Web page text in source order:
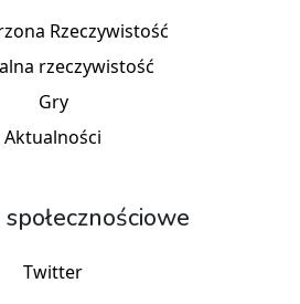
Rzeczywistość
rzeczywistość
Gry
Aktualności
Twitter